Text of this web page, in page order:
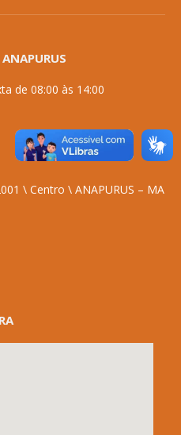
de 08:00 às 14:00
\ Centro \ ANAPURUS – MA